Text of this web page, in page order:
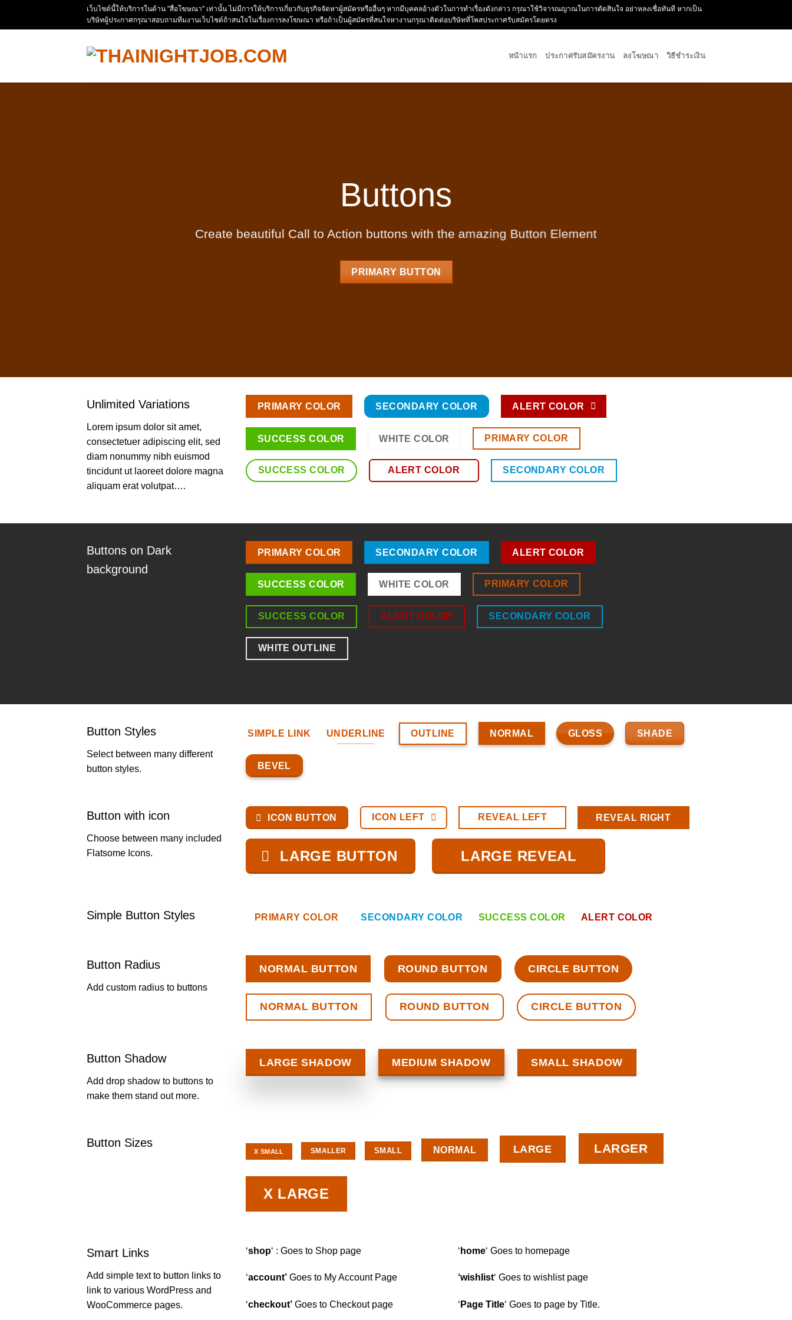
เว็บไซด์นี้ให้บริการในด้าน "สื่อโฆษณา" เท่านั้น ไม่มีการให้บริการเกี่ยวกับธุรกิจจัดหาผู้สมัครหรืออื่นๆ หากมีบุคคลอ้างตัวในการทำเรื่องดังกล่าว กรุณาใช้วิจารณญาณในการตัดสินใจ อย่าหลงเชื่อทันที หากเป็น
บริษัทผู้ประกาศกรุณาสอบถามทีมงานเว็บไซด์ถ้าสนใจในเรื่องการลงโฆษณา หรือถ้าเป็นผู้สมัครที่สนใจหางานกรุณาติดต่อบริษัทที่โพสประกาศรับสมัครโดยตรง
หน้าแรก ประกาศรับสมัครงาน ลงโฆษณา วิธีชำระเงิน
Buttons
Create beautiful Call to Action buttons with the amazing Button Element
PRIMARY BUTTON
Unlimited Variations
Lorem ipsum dolor sit amet,
consectetuer adipiscing elit, sed
diam nonummy nibh euismod
tincidunt ut laoreet dolore magna
aliquam erat volutpat….
PRIMARY COLOR SECONDARY COLOR ALERT COLOR
SUCCESS COLOR WHITE COLOR PRIMARY COLOR
SUCCESS COLOR ALERT COLOR SECONDARY COLOR
Buttons on Dark
background
PRIMARY COLOR SECONDARY COLOR ALERT COLOR
SUCCESS COLOR WHITE COLOR PRIMARY COLOR
SUCCESS COLOR ALERT COLOR SECONDARY COLOR
WHITE OUTLINE
Button Styles
Select between many different
button styles.
SIMPLE LINK UNDERLINE OUTLINE NORMAL GLOSS SHADE
BEVEL
Button with icon
Choose between many included
Flatsome Icons.
ICON BUTTON ICON LEFT REVEAL LEFT REVEAL RIGHT
LARGE BUTTON LARGE REVEAL
Simple Button Styles PRIMARY COLOR SECONDARY COLOR SUCCESS COLOR ALERT COLOR
Button Radius
Add custom radius to buttons
NORMAL BUTTON ROUND BUTTON CIRCLE BUTTON
NORMAL BUTTON ROUND BUTTON CIRCLE BUTTON
Button Shadow
Add drop shadow to buttons to
make them stand out more.
LARGE SHADOW MEDIUM SHADOW SMALL SHADOW
Button Sizes
X SMALL SMALLER SMALL NORMAL LARGE LARGER
X LARGE
Smart Links
Add simple text to button links to
link to various WordPress and
WooCommerce pages.
‘shop‘ : Goes to Shop page
‘account’ Goes to My Account Page
‘checkout’ Goes to Checkout page
‘ home‘ Goes to homepage
‘wishlist‘ Goes to wishlist page
‘ Page Title‘ Goes to page by Title.